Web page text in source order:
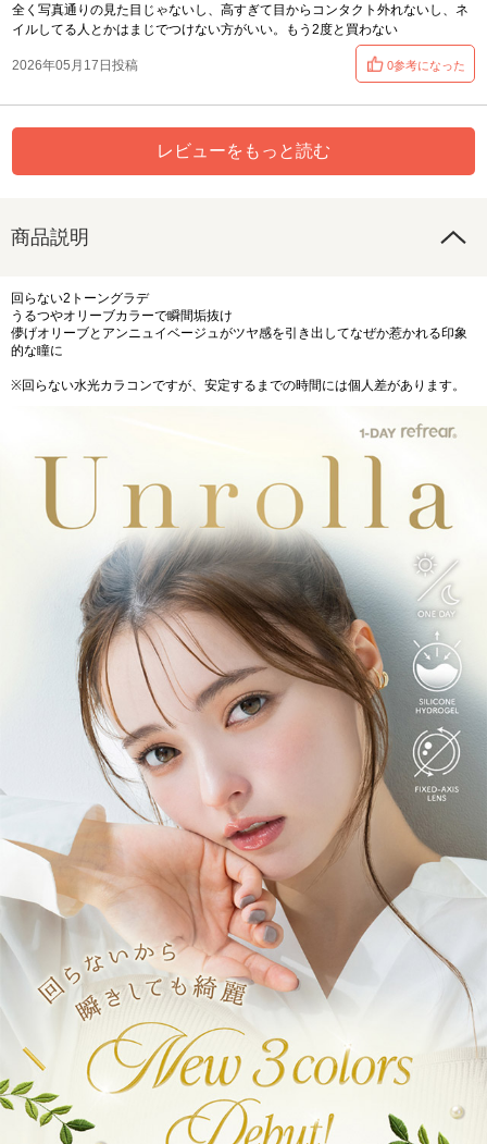
全く写真通りの見た目じゃないし、高すぎて目からコンタクト外れないし、ネ
イルしてる人とかはまじでつけない方がいい。もう2度と買わない
2026年05月17日投稿 0参考になった
レビューをもっと読む
商品説明
回らない2トーングラデ
うるつやオリーブカラーで瞬間垢抜け
儚げオリーブとアンニュイベージュがツヤ感を引き出してなぜか惹かれる印象
的な瞳に
※回らない水光カラコンですが、安定するまでの時間には個人差があります。